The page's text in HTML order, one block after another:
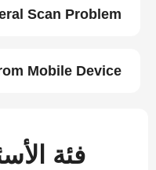
Scan Problem
Mobile Device
فئة